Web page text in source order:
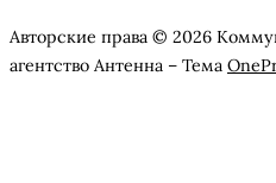
Авторские права © 2026
агентство Антенна – Тема